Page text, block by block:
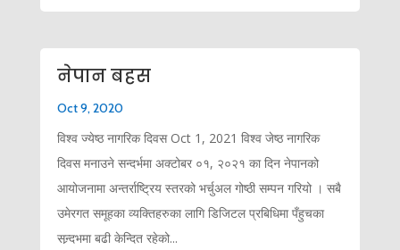
नेपान बहस
Oct 9, 2020
विश्व ज्येष्ठ नागरिक दिवस Oct 1, 2021 विश्व जेष्ठ नागरिक
दिवस मनाउने सन्दर्भमा अक्टोबर ०१, २०२१ का दिन नेपानको
आयोजनामा अन्तर्राष्ट्रिय स्तरको भर्चुअल गोष्ठी सम्पन गरियो । सबै
उमेरगत समूहका व्यक्तिहरुका लागि डिजिटल प्रबिधिमा पँहुचका
सन्र्दभमा बढी केन्दित रहेको...